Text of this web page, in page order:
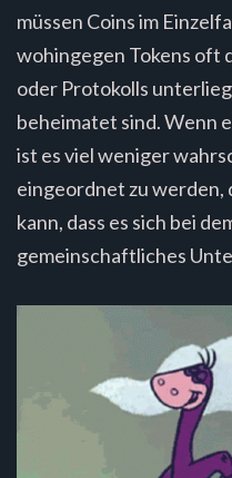
müssen Coins im
wohingegen Tokens oft
oder Protokolls
beheimatet sind. Wenn
ist es viel weniger
eingeordnet zu
kann, dass es sich bei
gemeinschaftliches